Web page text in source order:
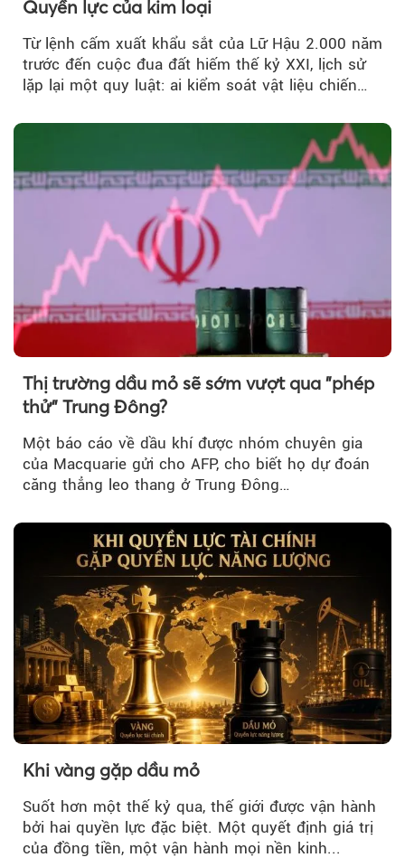
Quyền lực của kim loại
Từ lệnh cấm xuất khẩu sắt của Lữ Hậu 2.000 năm
trước đến cuộc đua đất hiếm thế kỷ XXI, lịch sử
lặp lại một quy luật: ai kiểm soát vật liệu chiến
Thị trường dầu mỏ sẽ sớm vượt qua "phép
thử" Trung Đông?
Một báo cáo về dầu khí được nhóm chuyên gia
của Macquarie gửi cho AFP, cho biết họ dự đoán
căng thẳng leo thang ở Trung Đông…
Khi vàng gặp dầu mỏ
Suốt hơn một thế kỷ qua, thế giới được vận hành
bởi hai quyền lực đặc biệt. Một quyết định giá trị
của đồng tiền, một vận hành mọi nền kinh...